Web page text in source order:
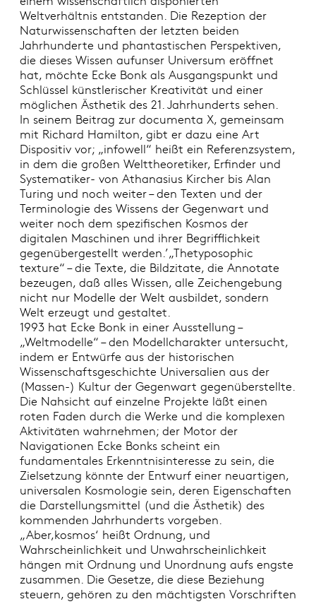
Weltverhältnis entstanden. Die Rezeption der
Naturwissenschaften der letzten beiden
Jahrhunderte und phantastischen Perspektiven,
die dieses Wissen aufunser Universum eröffnet
hat, möchte Ecke Bonk als Ausgangspunkt und
Schlüssel künstlerischer Kreativität und einer
möglichen Ästhetik des 21. Jahrhunderts sehen.
In seinem Beitrag zur documenta X, gemeinsam
mit Richard Hamilton, gibt er dazu eine Art
Dispositiv vor; „infowell“ heißt ein Referenzsystem,
in dem die großen Welttheoretiker, Erfinder und
Systematiker- von Athanasius Kircher bis Alan
Turing und noch weiter – den Texten und der
Terminologie des Wissens der Gegenwart und
weiter noch dem spezifischen Kosmos der
digitalen Maschinen und ihrer Begrifflichkeit
gegenübergestellt werden.’„Thetyposophic
texture“ – die Texte, die Bildzitate, die Annotate
bezeugen, daß alles Wissen, alle Zeichengebung
nicht nur Modelle der Welt ausbildet, sondern
Welt erzeugt und gestaltet.
1993 hat Ecke Bonk in einer Ausstellung –
„Weltmodelle“ – den Modellcharakter untersucht,
indem er Entwürfe aus der historischen
Wissenschaftsgeschichte Universalien aus der
(Massen-) Kultur der Gegenwart gegenüberstellte.
Die Nahsicht auf einzelne Projekte läßt einen
roten Faden durch die Werke und die komplexen
Aktivitäten wahrnehmen; der Motor der
Navigationen Ecke Bonks scheint ein
fundamentales Erkenntnisinteresse zu sein, die
Zielsetzung könnte der Entwurf einer neuartigen,
universalen Kosmologie sein, deren Eigenschaften
die Darstellungsmittel (und die Ästhetik) des
kommenden Jahrhunderts vorgeben.
„Aber,kosmos‘ heißt Ordnung, und
Wahrscheinlichkeit und Unwahrscheinlichkeit
hängen mit Ordnung und Unordnung aufs engste
zusammen. Die Gesetze, die diese Beziehung
steuern, gehören zu den mächtigsten Vorschriften